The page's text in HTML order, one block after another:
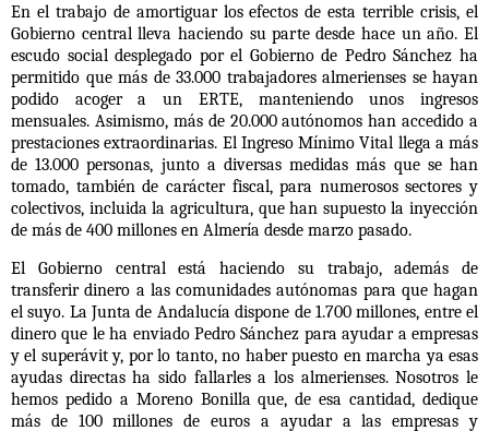
En el trabajo de amortiguar los efectos de esta terrible crisis, el
Gobierno central lleva haciendo su parte desde hace un año. El
escudo social desplegado por el Gobierno de Pedro Sánchez ha
permitido que más de 33.000 trabajadores almerienses se hayan
podido acoger a un ERTE, manteniendo unos ingresos
mensuales. Asimismo, más de 20.000 autónomos han accedido a
prestaciones extraordinarias. El Ingreso Mínimo Vital llega a más
de 13.000 personas, junto a diversas medidas más que se han
tomado, también de carácter fiscal, para numerosos sectores y
colectivos, incluida la agricultura, que han supuesto la inyección
de más de 400 millones en Almería desde marzo pasado.
El Gobierno central está haciendo su trabajo, además de
transferir dinero a las comunidades autónomas para que hagan
el suyo. La Junta de Andalucía dispone de 1.700 millones, entre el
dinero que le ha enviadoPedro Sánchez para ayudar a empresas
y el superávit y, por lo tanto, no haber puesto en marcha ya esas
ayudas directas ha sido fallarles a los almerienses. Nosotros le
hemos pedido aMoreno Bonillaque, de esa cantidad, dedique
más de 100 millones de euros a ayudar a las empresas y